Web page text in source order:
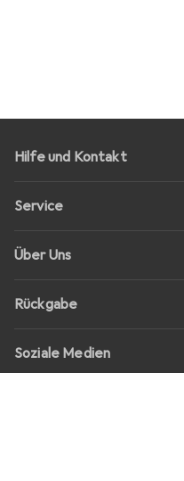
Hilfe und Kontakt
Service
Über Uns
Rückgabe
Soziale Medien